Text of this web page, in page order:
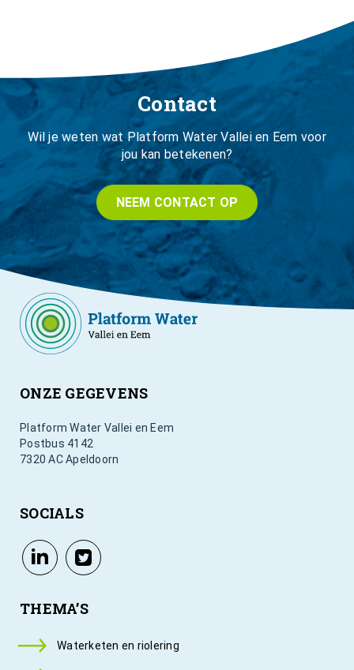
Contact
Wil je weten wat Platform Water Vallei en Eem voor
jou kan betekenen?
NEEM CONTACT OP
ONZE GEGEVENS
Platform Water Vallei en Eem
Postbus 4142
7320 AC Apeldoorn
SOCIALS
THEMA’S
Waterketen en riolering